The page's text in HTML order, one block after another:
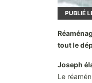
PUBLIÉ
tout le
Joseph
Le